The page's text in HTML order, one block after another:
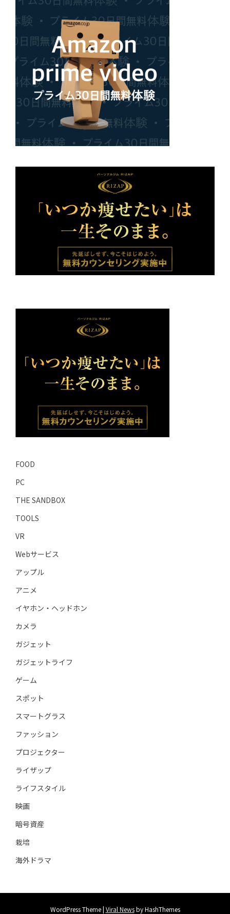
FOOD
PC
THE SANDBOX
TOOLS
VR
Webサービス
アップル
アニメ
イヤホン・ヘッドホン
カメラ
ガジェット
ガジェットライフ
ゲーム
スポット
スマートグラス
ファッション
プロジェクター
ライザップ
ライフスタイル
映画
暗号資産
栽培
海外ドラマ
WordPress Theme| Viral Newsby HashThemes